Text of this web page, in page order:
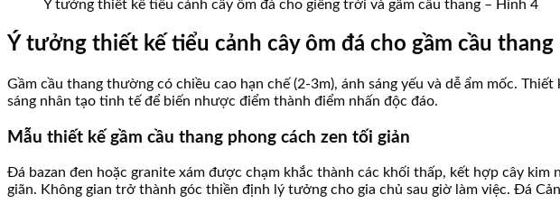
Ý tưởng thiết kế tiểu cảnh cây ôm đá cho giếng trời và gầm cầu thang – Hình 4
Ý tưởng thiết kế tiểu cảnh cây ôm đá cho gầm cầu
Gầm cầu thang thường có chiều cao hạn chế (2-3m), ánh sáng yếu và dễ ẩm mốc.
sáng nhân tạo tinh tế để biến nhược điểm thành điểm nhấn độc đáo.
Mẫu thiết kế gầm cầu thang phong cách zen tối giản
Đá bazan đen hoặc granite xám được chạm khắc thành các khối thấp, kết hợp cây kim
giãn. Không gian trở thành góc thiền định lý tưởng cho gia chủ sau giờ làm việc. Đá